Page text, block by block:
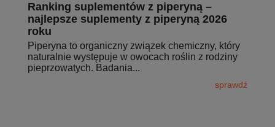
Ranking suplementów z piperyną –
najlepsze suplementy z piperyną 2026
roku
Piperyna to organiczny związek chemiczny, który
naturalnie występuje w owocach roślin z rodziny
pieprzowatych. Badania...
sprawdź